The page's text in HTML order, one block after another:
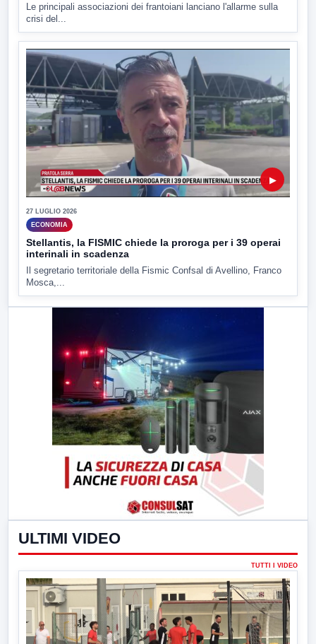
Le principali associazioni dei frantoiani lanciano l'allarme sulla
crisi del...
▶
27 LUGLIO 2026
ECONOMIA
Stellantis, la FISMIC chiede la proroga per i 39 operai
interinali in scadenza
Il segretario territoriale della Fismic Confsal di Avellino, Franco
Mosca,...
ULTIMI VIDEO
TUTTI I VIDEO